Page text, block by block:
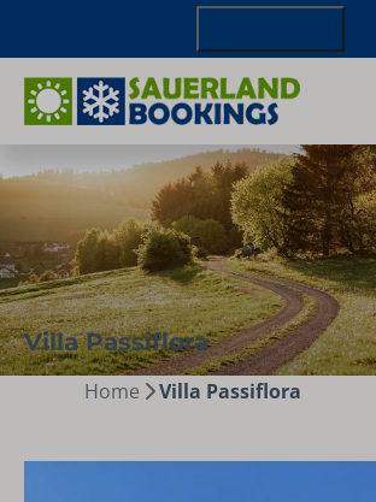
Villa Passiflora
Home Villa Passiflora